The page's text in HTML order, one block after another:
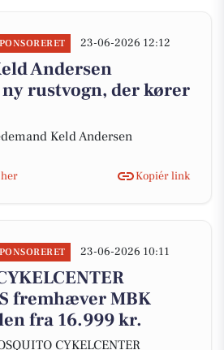
23-06-2026 12:12
Andersen
rustvogn, der kører
Keld Andersen
Kopiér link
23-06-2026 10:11
fremhæver MBK
fra 16.999 kr.
CYKELCENTER